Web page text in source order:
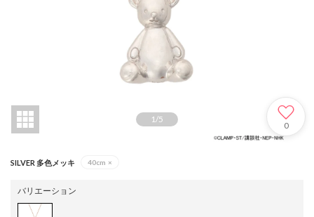
1/5
0
SILVER 多色メッキ 40cm ×
バリエーション